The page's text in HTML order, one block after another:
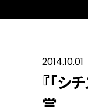
2014.10.01
『「